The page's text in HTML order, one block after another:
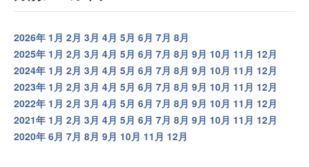
2026年 1月 2月 3月 4月 5月 6月 7月 8月
2025年 1月 2月 3月 4月 5月 6月 7月 8月 9月 10月 11月 12月
2024年 1月 2月 3月 4月 5月 6月 7月 8月 9月 10月 11月 12月
2023年 1月 2月 3月 4月 5月 6月 7月 8月 9月 10月 11月 12月
2022年 1月 2月 3月 4月 5月 6月 7月 8月 9月 10月 11月 12月
2021年 1月 2月 3月 4月 5月 6月 7月 8月 9月 10月 11月 12月
2020年 6月 7月 8月 9月 10月 11月 12月